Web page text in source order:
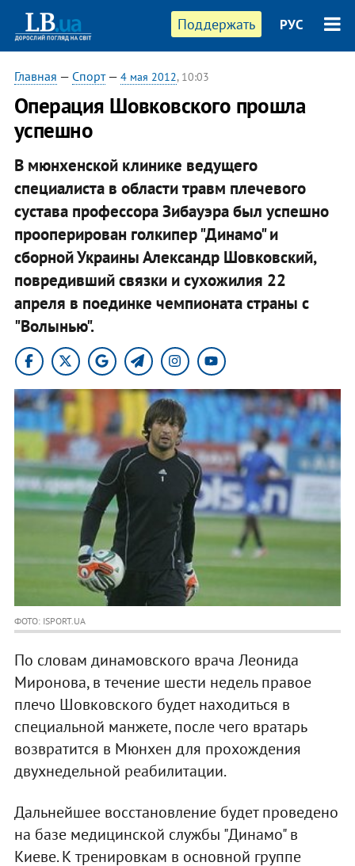
Поддержать РУС
Главная — Спорт— 4 мая 2012, 10:03
Операция Шовковского прошла
успешно
В мюнхенской клинике ведущего
специалиста в области травм плечевого
сустава профессора Зибауэра был успешно
прооперирован голкипер "Динамо" и
сборной Украины Александр Шовковский,
повредивший связки и сухожилия 22
апреля в поединке чемпионата страны с
"Волынью".
ФОТО: ISPORT.UA
По словам динамовского врача Леонида
Миронова, в течение шести недель правое
плечо Шовковского будет находиться в
специальной манжете, после чего вратарь
возвратится в Мюнхен для прохождения
двухнедельной реабилитации.
Дальнейшее восстановление будет проведено
на базе медицинской службы "Динамо" в
Киеве. К тренировкам в основной группе